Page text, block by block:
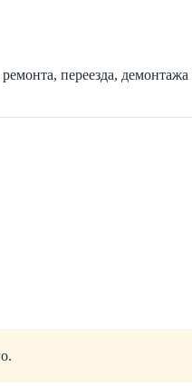
переезда, демонтажа